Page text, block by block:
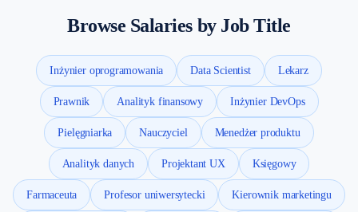
Browse Salaries by Job Title
Inżynier oprogramowania Data Scientist Lekarz
Prawnik Analityk finansowy Inżynier DevOps
Pielęgniarka Nauczyciel Menedżer produktu
Analityk danych Projektant UX Księgowy
Farmaceuta Profesor uniwersytecki Kierownik marketingu